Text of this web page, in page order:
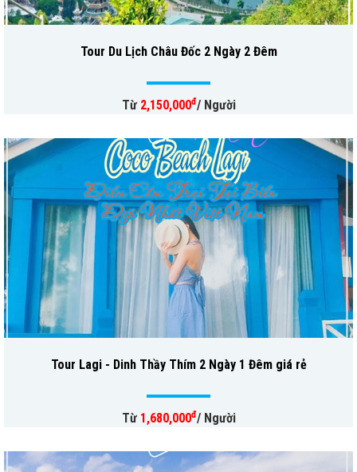
Tour Du Lịch Châu Đốc 2 Ngày 2 Đêm
Từ 2,150,000đ/ Người
Tour Lagi - Dinh Thầy Thím 2 Ngày 1 Đêm giá rẻ
Từ 1,680,000đ/ Người